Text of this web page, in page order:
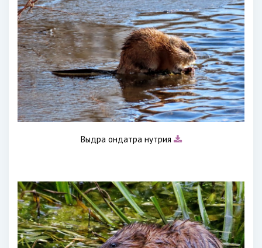
Выдра ондатра нутрия